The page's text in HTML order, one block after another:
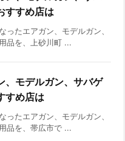
すすめ店は
ったエアガン、モデルガン、
品を、上砂川町 ...
、モデルガン、サバゲ
すめ店は
ったエアガン、モデルガン、
品を、帯広市で ...